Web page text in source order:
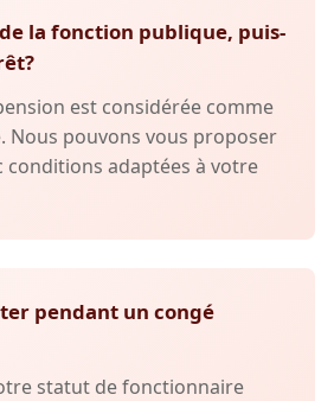
la fonction publique, puis-
est considérée comme
Nous pouvons vous proposer
conditions adaptées à votre
pendant un congé
statut de fonctionnaire